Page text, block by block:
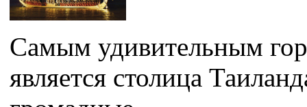
Самым удивительным
является столица